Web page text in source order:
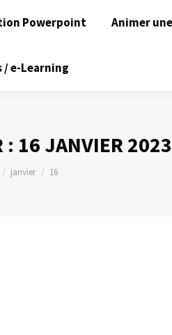
Powerpoint Animer
e-Learning
: 16 JANVIER 2023
janvier 16